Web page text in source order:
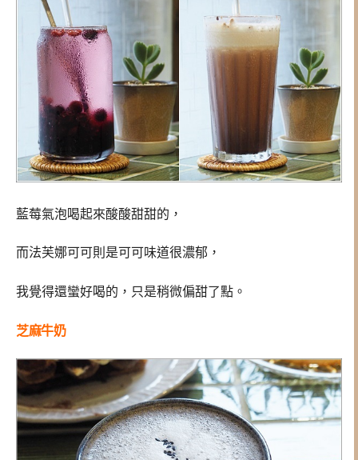
藍莓氣泡喝起來酸酸甜甜的，
而法芙娜可可則是可可味道很濃郁，
我覺得還蠻好喝的，只是稍微偏甜了點。
芝麻牛奶